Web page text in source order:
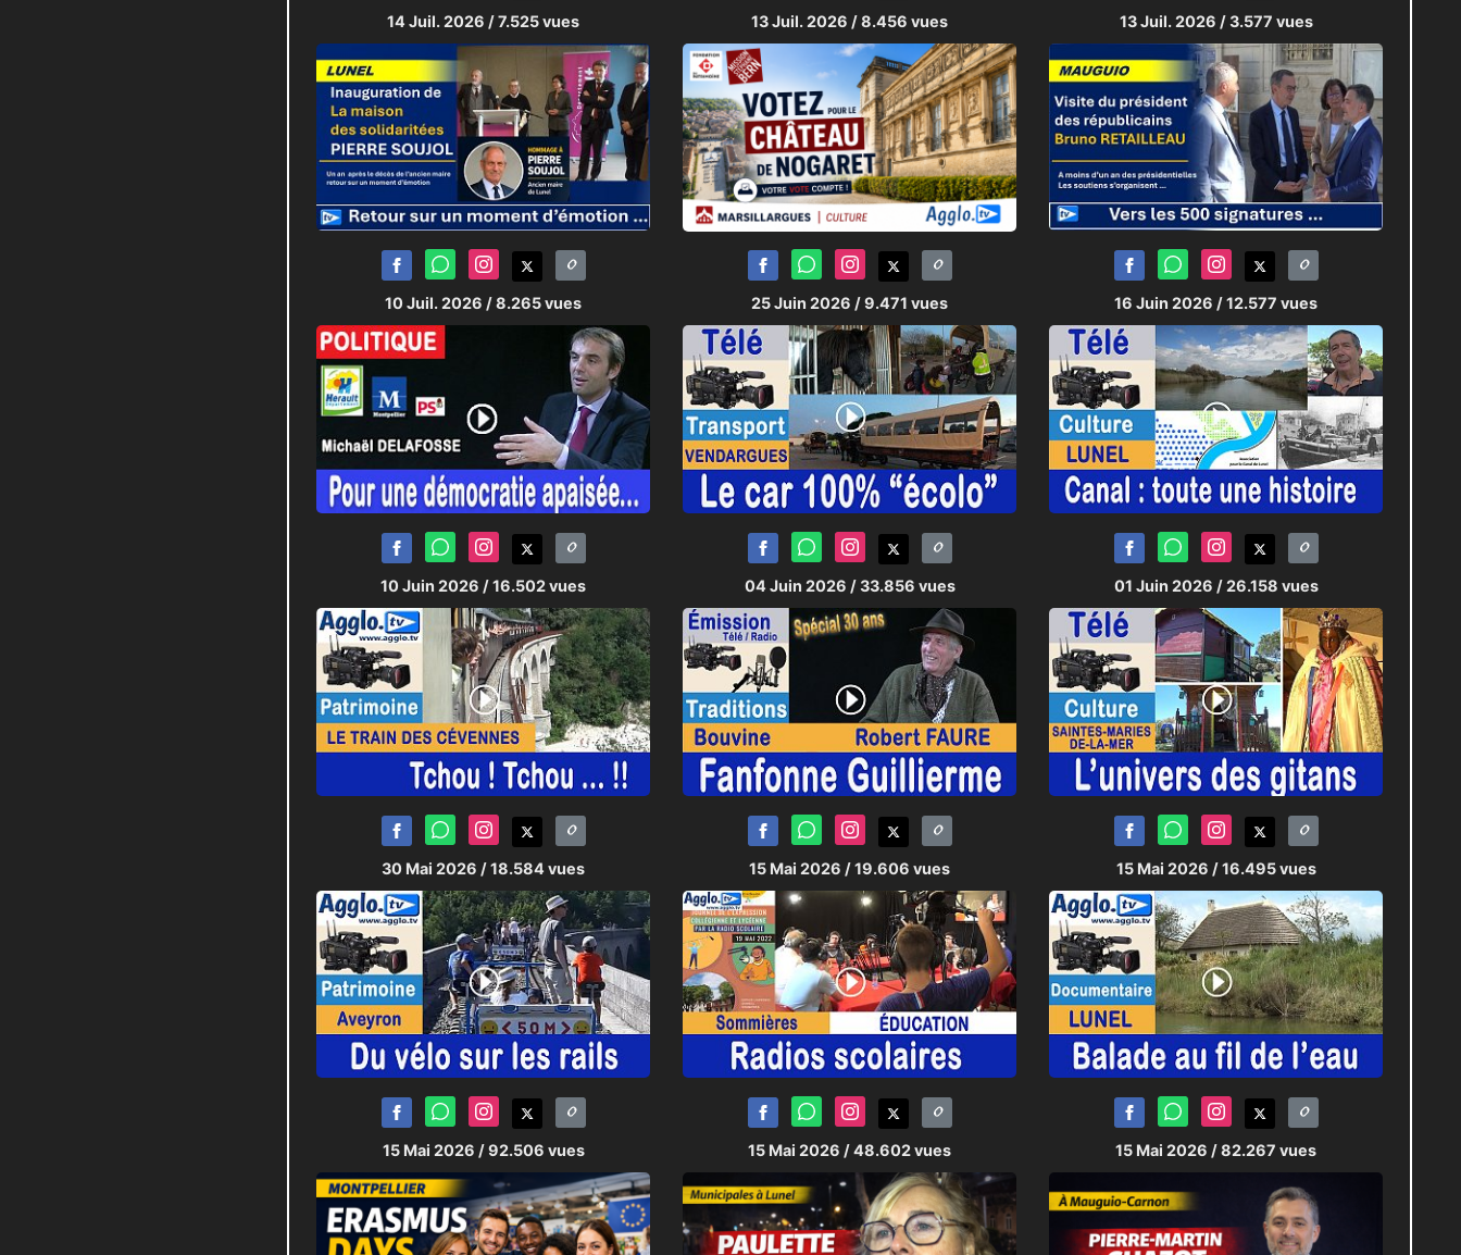
14 Juil. 2026 / 7.525 vues 13 Juil. 2026 / 8.456 vues 13 Juil. 2026 / 3.577 vues
10 Juil. 2026 / 8.265 vues 25 Juin 2026 / 9.471 vues 16 Juin 2026 / 12.577 vues
10 Juin 2026 / 16.502 vues 04 Juin 2026 / 33.856 vues 01 Juin 2026 / 26.158 vues
30 Mai 2026 / 18.584 vues 15 Mai 2026 / 19.606 vues 15 Mai 2026 / 16.495 vues
15 Mai 2026 / 92.506 vues 15 Mai 2026 / 48.602 vues 15 Mai 2026 / 82.267 vues